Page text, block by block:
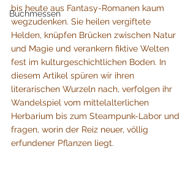
Buchmessen
bis heute aus Fantasy-Romanen kaum
wegzudenken. Sie heilen vergiftete
Helden, knüpfen Brücken zwischen Natur
und Magie und verankern fiktive Welten
fest im kulturgeschichtlichen Boden. In
diesem Artikel spüren wir ihren
literarischen Wurzeln nach, verfolgen ihr
Wandelspiel vom mittelalterlichen
Herbarium bis zum Steampunk-Labor und
fragen, worin der Reiz neuer, völlig
erfundener Pflanzen liegt.